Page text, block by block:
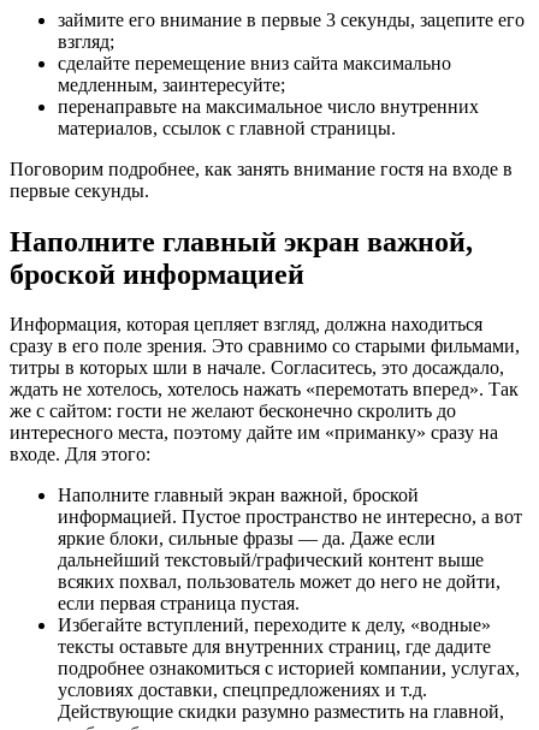
займите его внимание в первые 3 секунды, зацепите его
взгляд;
сделайте перемещение вниз сайта максимально
медленным, заинтересуйте;
перенаправьте на максимальное число внутренних
материалов, ссылок с главной страницы.
Поговорим подробнее, как занять внимание гостя на входе в
первые секунды.
Наполните главный экран важной,
броской информацией
Информация, которая цепляет взгляд, должна находиться
сразу в его поле зрения. Это сравнимо со старыми фильмами,
титры в которых шли в начале. Согласитесь, это досаждало,
ждать не хотелось, хотелось нажать «перемотать вперед». Так
же с сайтом: гости не желают бесконечно скролить до
интересного места, поэтому дайте им «приманку» сразу на
входе. Для этого:
Наполните главный экран важной, броской
информацией. Пустое пространство не интересно, а вот
яркие блоки, сильные фразы — да. Даже если
дальнейший текстовый/графический контент выше
всяких похвал, пользователь может до него не дойти,
если первая страница пустая.
Избегайте вступлений, переходите к делу, «водные»
тексты оставьте для внутренних страниц, где дадите
подробнее ознакомиться с историей компании, услугах,
условиях доставки, спецпредложениях и т.д.
Действующие скидки разумно разместить на главной,